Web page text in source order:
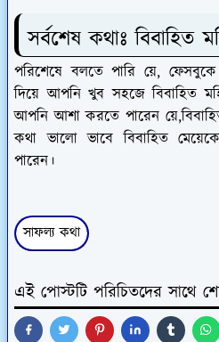
সর্বশেষ কথাঃ বিবাহিত
পরিশেষে বলতে পারি য়ে,
দিয়ে আপনি খুব সহজে বিবাহিত
আপনি আশা করতে পারেন
কথা ভালো ভাবে বিবাহিত
পারেন।
সাফল্য কথা
এই পোস্টটি পরিচিতদের সাথে